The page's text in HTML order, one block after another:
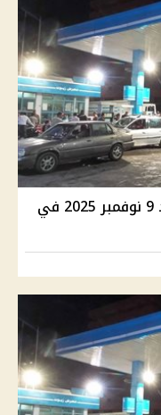
أسعار البنزين والسولار اليوم الأحد 9 نوفمبر 2025 في